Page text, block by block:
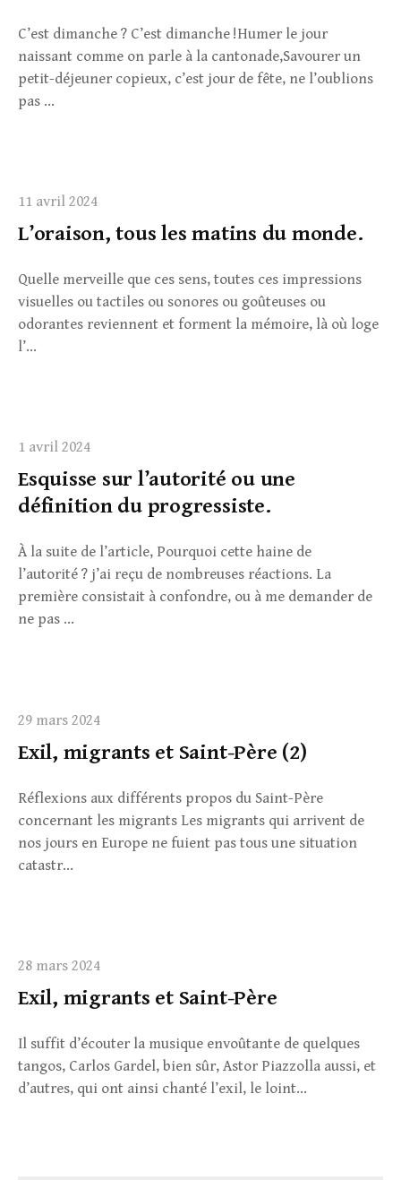
C’est dimanche ? C’est dimanche !Humer le jour
naissant comme on parle à la cantonade,Savourer un
petit-déjeuner copieux, c’est jour de fête, ne l’oublions
pas ...
11 avril 2024
L’oraison, tous les matins du monde.
Quelle merveille que ces sens, toutes ces impressions
visuelles ou tactiles ou sonores ou goûteuses ou
odorantes reviennent et forment la mémoire, là où loge
l’...
1 avril 2024
Esquisse sur l’autorité ou une
définition du progressiste.
À la suite de l’article, Pourquoi cette haine de
l’autorité ? j’ai reçu de nombreuses réactions. La
première consistait à confondre, ou à me demander de
ne pas ...
29 mars 2024
Exil, migrants et Saint-Père (2)
Réflexions aux différents propos du Saint-Père
concernant les migrants Les migrants qui arrivent de
nos jours en Europe ne fuient pas tous une situation
catastr...
28 mars 2024
Exil, migrants et Saint-Père
Il suffit d’écouter la musique envoûtante de quelques
tangos, Carlos Gardel, bien sûr, Astor Piazzolla aussi, et
d’autres, qui ont ainsi chanté l’exil, le loint...